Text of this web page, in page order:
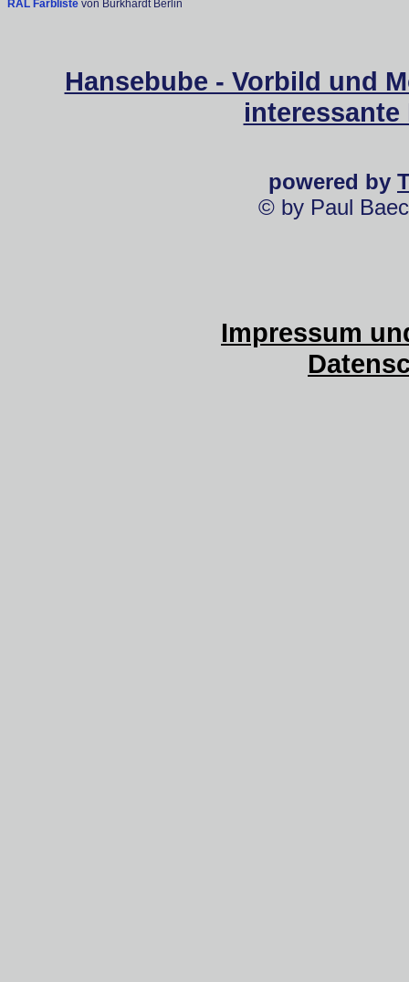
RAL Farbliste von Burkhardt Berlin
Hansebube - Vorbild und
powered by
© by Paul
Impressum